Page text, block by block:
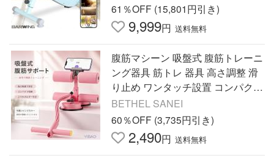
61％OFF (15,801円引き)
9,999円 送料無料
腹筋マシーン 吸盤式 腹筋トレーニ
ング器具 筋トレ 器具 高さ調整 滑
り止め ワンタッチ設置 コンパクト
省スペース 自宅トレーニング 腹筋
トレーナー
BETHEL SANEI
60％OFF (3,735円引き)
2,490円 送料無料